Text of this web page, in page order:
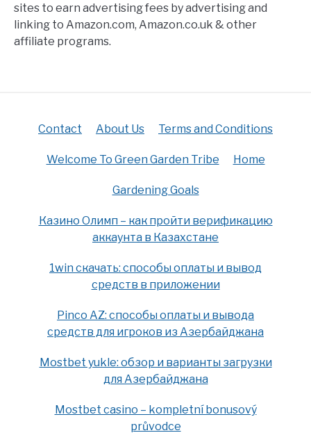
sites to earn advertising fees by advertising and
linking to Amazon.com, Amazon.co.uk & other
affiliate programs.
Contact About Us Terms and Conditions
Welcome To Green Garden Tribe Home
Gardening Goals
Казино Олимп – как пройти верификацию
аккаунта в Казахстане
1win скачать: способы оплаты и вывод
средств в приложении
Pinco AZ: способы оплаты и вывода
средств для игроков из Азербайджана
Mostbet yukle: обзор и варианты загрузки
для Азербайджана
Mostbet casino – kompletní bonusový
průvodce